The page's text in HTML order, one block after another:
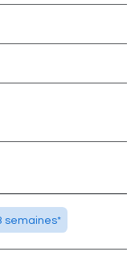
semaines*